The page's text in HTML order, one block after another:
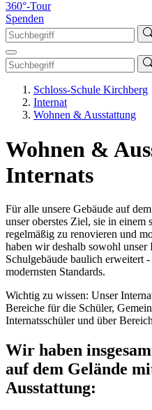
360°-Tour
Spenden
Schloss-Schule Kirchberg
Internat
Wohnen & Ausstattung
Wohnen &
Internats
Für alle unsere Gebäude auf
unser oberstes Ziel, sie in einem
regelmäßig zu renovieren und
haben wir deshalb sowohl unser
Schulgebäude baulich erweitert
modernsten Standards.
Wichtig zu wissen: Unser
Bereiche für die Schüler,
Internatsschüler und über
Wir haben
auf dem Gelände
Ausstattung: